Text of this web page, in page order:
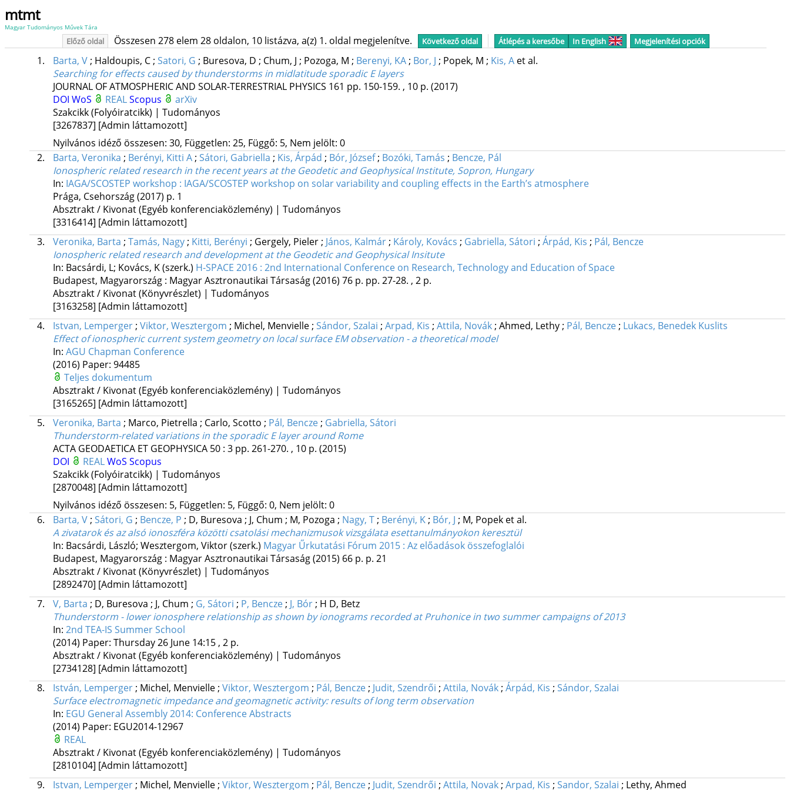
mtmt
Magyar Tudományos Művek Tára
Előző oldal Összesen 278 elem 28 oldalon, 10 listázva, a(z) 1. oldal megjelenítve. Következő oldal Átlépés a keresőbe In English Megjelenítési opciók
1. Barta, V; Haldoupis, C; Satori, G ; Buresova, D ; Chum, J ; Pozoga, M ; Berenyi, KA; Bor, J ; Popek, M ; Kis, A et al.
Searching for effects caused by thunderstorms in midlatitude sporadic E layers
JOURNAL OF ATMOSPHERIC AND SOLAR-TERRESTRIAL PHYSICS 161 pp. 150-159. , 10 p. (2017)
DOI WoS REALScopus
arXiv
Szakcikk (Folyóiratcikk) | Tudományos
[3267837] [Admin láttamozott]
Nyilvános idéző összesen: 30, Független: 25, Függő: 5, Nem jelölt: 0
2.
Barta, Veronika ; Berényi, Kitti A; Sátori, Gabriella ; Kis, Árpád ; Bór, József; Bozóki, Tamás ; Bencze, Pál
Ionospheric related research in the recent years at the Geodetic and Geophysical Institute, Sopron, Hungary
In: IAGA/SCOSTEP workshop : IAGA/SCOSTEP workshop on solar variability and coupling effects in the Earth’s atmosphere
Prága, Csehország(2017) p. 1
Absztrakt / Kivonat (Egyéb konferenciaközlemény) | Tudományos
[3316414] [Admin láttamozott]
3.
Veronika, Barta ; Tamás, Nagy; Kitti, Berényi ; Gergely, Pieler; János, Kalmár; Károly, Kovács ; Gabriella, Sátori ; Árpád, Kis ; Pál, Bencze
Ionospheric related research and development at the Geodetic and Geophysical Insitute
In: Bacsárdi, L; Kovács, K (szerk.) H-SPACE 2016 : 2nd International Conference on Research, Technology and Education of Space
Budapest, Magyarország : Magyar Asztronautikai Társaság(2016) 76 p. pp. 27-28. , 2 p.
Absztrakt / Kivonat (Könyvrészlet) | Tudományos
[3163258] [Admin láttamozott]
4.
Istvan, Lemperger; Viktor, Wesztergom ; Michel, Menvielle; Sándor, Szalai ; Arpad, Kis ; Attila, Novák; Ahmed, Lethy; Pál, Bencze; Lukacs, Benedek Kuslits
Effect of ionospheric current system geometry on local surface EM observation - a theoretical model
In: AGU Chapman Conference
(2016) Paper: 94485
Teljes dokumentum
Absztrakt / Kivonat (Egyéb konferenciaközlemény) | Tudományos
[3165265] [Admin láttamozott]
5.
Veronika, Barta ; Marco, Pietrella ; Carlo, Scotto ; Pál, Bencze; Gabriella, Sátori
Thunderstorm-related variations in the sporadic E layer around Rome
ACTA GEODAETICA ET GEOPHYSICA 50: 3 pp. 261-270. , 10 p. (2015)
DOI
REALWoS Scopus
Szakcikk (Folyóiratcikk) | Tudományos
[2870048] [Admin láttamozott]
Nyilvános idéző összesen: 5, Független: 5, Függő: 0, Nem jelölt: 0
6.
Barta, V; Sátori, G ; Bencze, P ; D, Buresova ; J, Chum ; M, Pozoga ; Nagy, T; Berényi, K; Bór, J ; M, Popek et al.
A zivatarok és az alsó ionoszféra közötti csatolási mechanizmusok vizsgálata esettanulmányokon keresztül
In: Bacsárdi, László; Wesztergom, Viktor (szerk.) Magyar Űrkutatási Fórum 2015 : Az előadások összefoglalói
Budapest, Magyarország : Magyar Asztronautikai Társaság(2015) 66 p. p. 21
Absztrakt / Kivonat (Könyvrészlet) | Tudományos
[2892470] [Admin láttamozott]
7.
V, Barta ; D, Buresova ; J, Chum ; G, Sátori ; P, Bencze; J, Bór; H D, Betz
Thunderstorm - lower ionosphere relationship as shown by ionograms recorded at Pruhonice in two summer campaigns of 2013
In: 2nd TEA-IS Summer School
(2014) Paper: Thursday 26 June 14:15 , 2 p.
Absztrakt / Kivonat (Egyéb konferenciaközlemény) | Tudományos
[2734128] [Admin láttamozott]
8.
István, Lemperger; Michel, Menvielle; Viktor, Wesztergom ; Pál, Bencze; Judit, Szendrői ; Attila, Novák; Árpád, Kis ; Sándor, Szalai
Surface electromagnetic impedance and geomagnetic activity: results of long term observation
In: EGU General Assembly 2014: Conference Abstracts
(2014) Paper: EGU2014-12967
REAL
Absztrakt / Kivonat (Egyéb konferenciaközlemény) | Tudományos
[2810104] [Admin láttamozott]
9.
Istvan, Lemperger; Michel, Menvielle; Viktor, Wesztergom ; Pál, Bencze; Judit, Szendrői ; Attila, Novak; Arpad, Kis ; Sandor, Szalai ; Lethy, Ahmed